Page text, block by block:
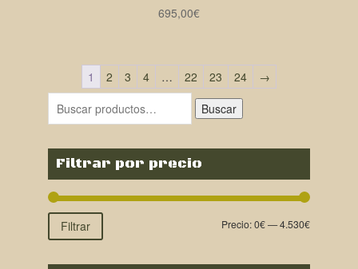
695,00€
1 2 3 4 … 22 23 24
→
Buscar
Filtrar por precio
Filtrar Precio:0€—4.530€